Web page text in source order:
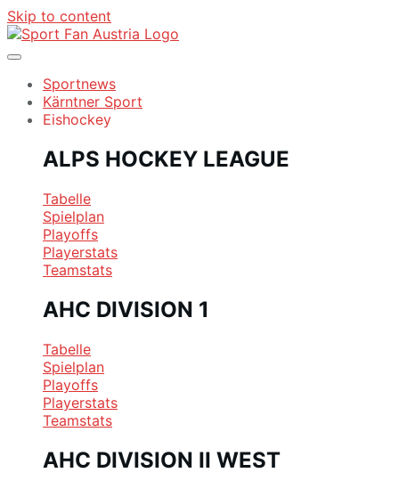
Skip to content
Sportnews
Kärntner Sport
Eishockey
ALPS HOCKEY LEAGUE
Tabelle
Spielplan
Playoffs
Playerstats
Teamstats
AHC DIVISION 1
Tabelle
Spielplan
Playoffs
Playerstats
Teamstats
AHC DIVISION II WEST